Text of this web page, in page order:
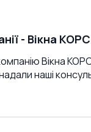
- Вікна
Вікна
наші